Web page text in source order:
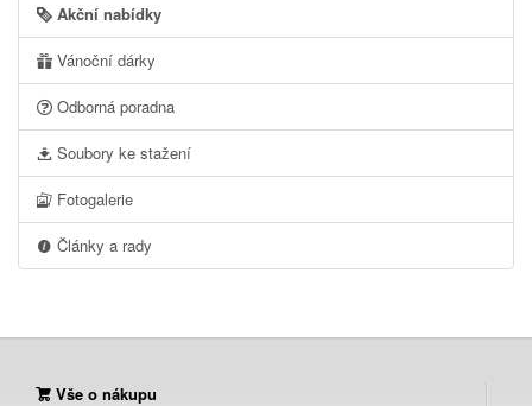
Akční nabídky
Vánoční dárky
Odborná poradna
Soubory ke stažení
Fotogalerie
Články a rady
Vše o nákupu